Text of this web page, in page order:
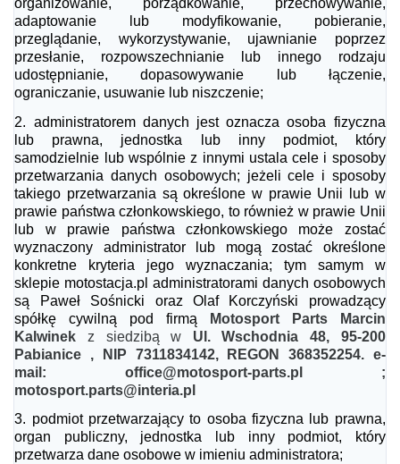
adaptowanie lub modyfikowanie, pobieranie,
przeglądanie, wykorzystywanie, ujawnianie poprzez
przesłanie, rozpowszechnianie lub innego rodzaju
udostępnianie, dopasowywanie lub łączenie,
ograniczanie, usuwanie lub niszczenie;
2. administratorem danych jest oznacza osoba fizyczna
lub prawna, jednostka lub inny podmiot, który
samodzielnie lub wspólnie z innymi ustala cele i sposoby
przetwarzania danych osobowych; jeżeli cele i sposoby
takiego przetwarzania są określone w prawie Unii lub w
prawie państwa członkowskiego, to również w prawie Unii
lub w prawie państwa członkowskiego może zostać
wyznaczony administrator lub mogą zostać określone
konkretne kryteria jego wyznaczania; tym samym w
sklepie motostacja.pl administratorami danych osobowych
są Paweł Sośnicki oraz Olaf Korczyński prowadzący
spółkę cywilną pod firmą
Motosport Parts Marcin
Kalwinek z siedzibą w
Ul. Wschodnia 48, 95-200
Pabianice , NIP 7311834142, REGON 368352254. e-
mail: office@motosport-parts.pl ;
motosport.parts@interia.pl
3. podmiot przetwarzający to osoba fizyczna lub prawna,
organ publiczny, jednostka lub inny podmiot, który
przetwarza dane osobowe w imieniu administratora;